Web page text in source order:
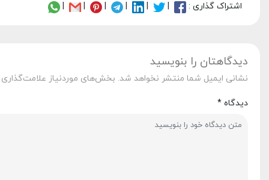
اشتراک گذاری : |
|
|
|
|
|
دیدگاهتان را بنویسید
نشانی ایمیل شما منتشر نخواهد شد. بخش‌های موردنیاز علامت‌گذاری
دیدگاه *